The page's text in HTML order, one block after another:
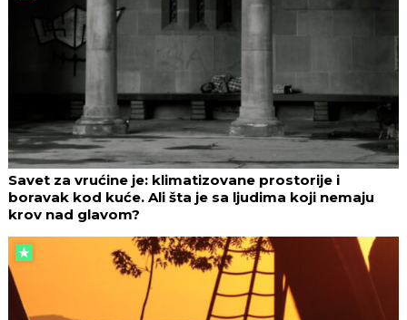
Savet za vrućine je: klimatizovane prostorije i
boravak kod kuće. Ali šta je sa ljudima koji nemaju
krov nad glavom?